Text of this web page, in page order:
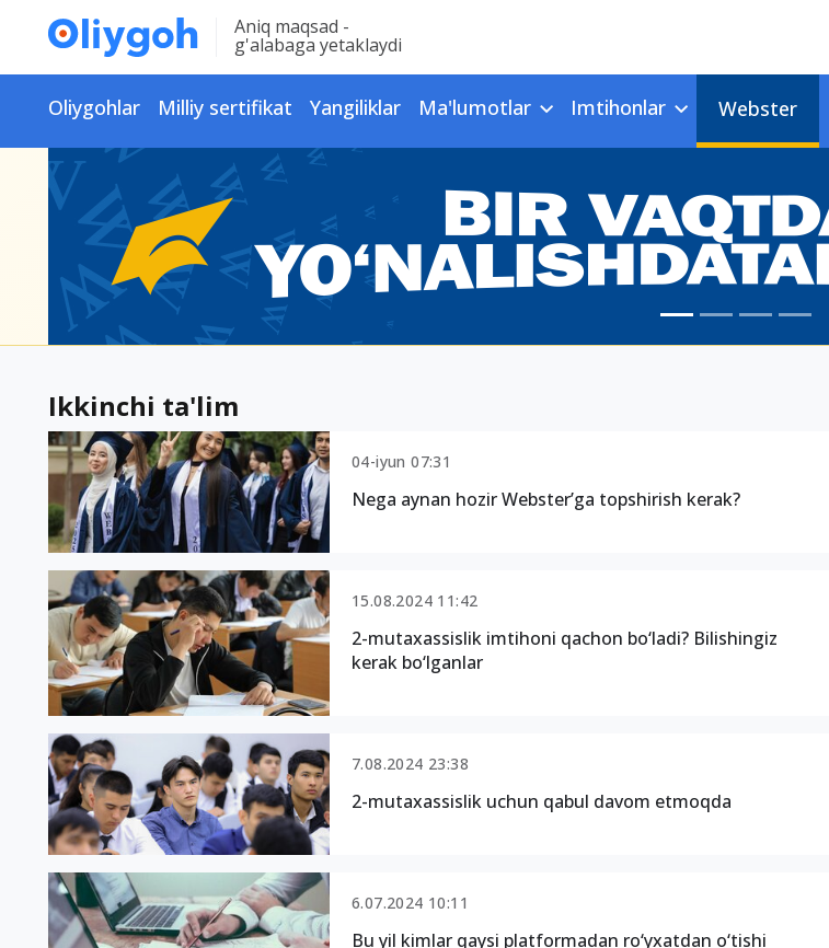
Aniq maqsad -
g'alabaga yetaklaydi
Oliygohlar Milliy sertifikat Yangiliklar Ma'lumotlar Imtihonlar Webster
Ikkinchi ta'lim
04-iyun 07:31
Nega aynan hozir Webster’ga topshirish kerak?
15.08.2024 11:42
2-mutaxassislik imtihoni qachon bo‘ladi? Bilishingiz
kerak bo‘lganlar
7.08.2024 23:38
2-mutaxassislik uchun qabul davom etmoqda
6.07.2024 10:11
Bu yil kimlar qaysi platformadan ro‘yxatdan o‘tishi